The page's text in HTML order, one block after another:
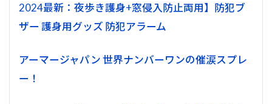
2024最新：夜歩き護身+窓侵入防止両用】防犯ブ
ザー 護身用グッズ 防犯アラーム
アーマージャパン 世界ナンバーワンの催涙スプレ
ー！